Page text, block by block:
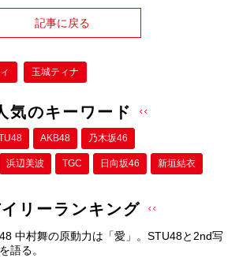
記事に戻る
玉城ティナ
気のキーワード
AKB48 乃木坂46
浜辺美波 TGC 日向坂46 新垣結衣
リーランキング
中村舞の原動力は「愛」。STU48と2nd写
語る。